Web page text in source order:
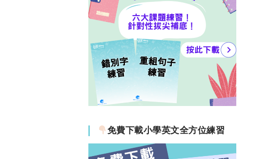
免費下載小學英文全方位練習